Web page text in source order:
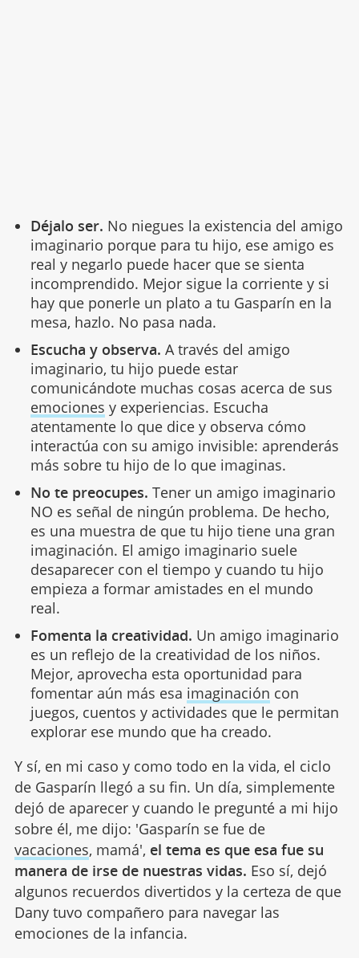
Déjalo ser. No niegues la existencia del amigo
imaginario porque para tu hijo, ese amigo es
real y negarlo puede hacer que se sienta
incomprendido. Mejor sigue la corriente y si
hay que ponerle un plato a tu Gasparín en la
mesa, hazlo. No pasa nada.
Escucha y observa. A través del amigo
imaginario, tu hijo puede estar
comunicándote muchas cosas acerca de sus
emociones y experiencias. Escucha
atentamente lo que dice y observa cómo
interactúa con su amigo invisible: aprenderás
más sobre tu hijo de lo que imaginas.
No te preocupes. Tener un amigo imaginario
NO es señal de ningún problema. De hecho,
es una muestra de que tu hijo tiene una gran
imaginación. El amigo imaginario suele
desaparecer con el tiempo y cuando tu hijo
empieza a formar amistades en el mundo
real.
Fomenta la creatividad. Un amigo imaginario
es un reflejo de la creatividad de los niños.
Mejor, aprovecha esta oportunidad para
fomentar aún más esa imaginación con
juegos, cuentos y actividades que le permitan
explorar ese mundo que ha creado.
Y sí, en mi caso y como todo en la vida, el ciclo
de Gasparín llegó a su fin. Un día, simplemente
dejó de aparecer y cuando le pregunté a mi hijo
sobre él, me dijo: 'Gasparín se fue de
vacaciones, mamá', el tema es que esa fue su
manera de irse de nuestras vidas. Eso sí, dejó
algunos recuerdos divertidos y la certeza de que
Dany tuvo compañero para navegar las
emociones de la infancia.